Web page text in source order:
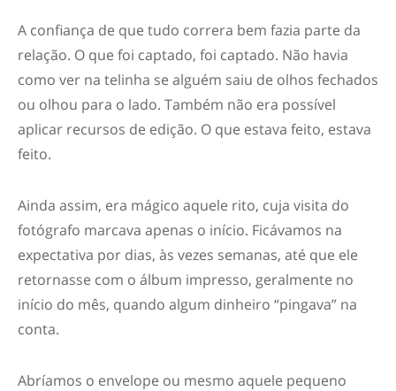
A confiança de que tudo correra bem fazia parte da
relação. O que foi captado, foi captado. Não havia
como ver na telinha se alguém saiu de olhos fechados
ou olhou para o lado. Também não era possível
aplicar recursos de edição. O que estava feito, estava
feito.
Ainda assim, era mágico aquele rito, cuja visita do
fotógrafo marcava apenas o início. Ficávamos na
expectativa por dias, às vezes semanas, até que ele
retornasse com o álbum impresso, geralmente no
início do mês, quando algum dinheiro “pingava” na
conta.
Abríamos o envelope ou mesmo aquele pequeno